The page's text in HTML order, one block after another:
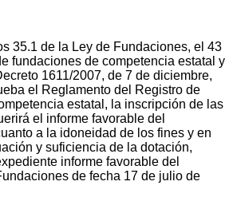
35.1 de la Ley de Fundaciones, el 43
fundaciones de competencia estatal y
1611/2007, de 7 de diciembre,
el Reglamento del Registro de
estatal, la inscripción de las
el informe favorable del
a la idoneidad de los fines y en
y suficiencia de la dotación,
informe favorable del
de fecha 17 de julio de